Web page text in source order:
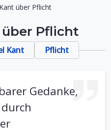
über Pflicht
Pflicht
Kant Pflicht
Gedanke,